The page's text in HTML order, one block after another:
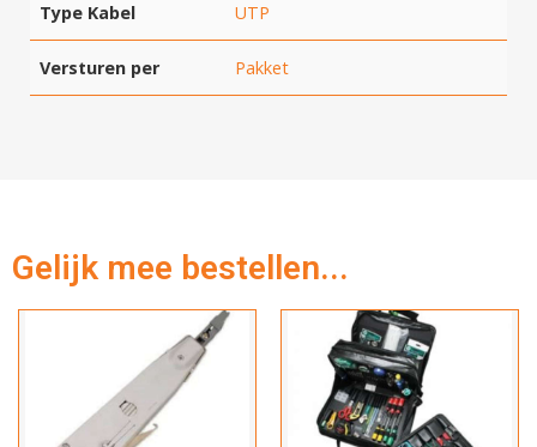
Type Kabel UTP
Versturen per Pakket
Gelijk mee bestellen...